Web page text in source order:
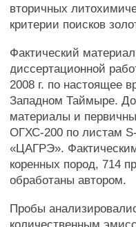
вторичных
критерии поисков
Фактический
диссертационной
2008 г. по настоящее
Западном Таймыре.
материалы и
ОГХС-200 по листам
«ЦАГРЭ».
коренных пород, 714
обработаны автором.
Пробы
количественным